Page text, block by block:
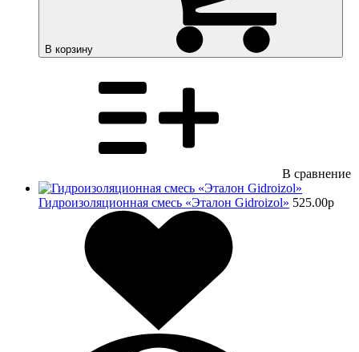
В корзину
В сравнение
Гидроизоляционная смесь «Эталон Gidroizol» 525.00p